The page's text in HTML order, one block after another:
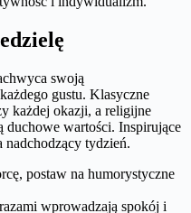
swoją
gustu. Klasyczne
każdej okazji, a religijne
wartości. Inspirujące
nadchodzący tydzień.
postaw na humorystyczne
wprowadzają spokój i